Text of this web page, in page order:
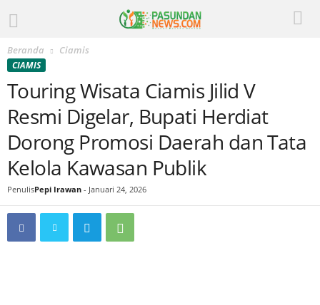
Beranda Ciamis
CIAMIS
Touring Wisata Ciamis Jilid V
Resmi Digelar, Bupati Herdiat
Dorong Promosi Daerah dan Tata
Kelola Kawasan Publik
PenulisPepi Irawan - Januari 24, 2026